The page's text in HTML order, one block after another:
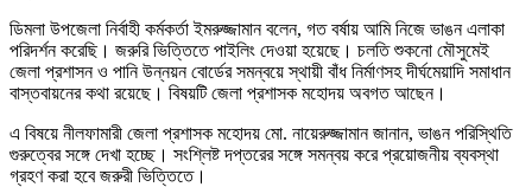
ডিমলা উপজেলা নির্বাহী কর্মকর্তা ইমরুজ্জামান বলেন, গত বর্ষায় আমি নিজে ভাঙন এলাকা
পরিদর্শন করেছি। জরুরি ভিত্তিতে পাইলিং দেওয়া হয়েছে। চলতি শুকনো মৌসুমেই
জেলা প্রশাসন ও পানি উন্নয়ন বোর্ডের সমন্বয়ে স্থায়ী বাঁধ নির্মাণসহ দীর্ঘমেয়াদি সমাধান
বাস্তবায়নের কথা রয়েছে। বিষয়টি জেলা প্রশাসক মহোদয় অবগত আছেন।
এ বিষয়ে নীলফামারী জেলা প্রশাসক মহোদয় মো. নায়েরুজ্জামান জানান, ভাঙন পরিস্থিতি
গুরুত্বের সঙ্গে দেখা হচ্ছে। সংশ্লিষ্ট দপ্তরের সঙ্গে সমন্বয় করে প্রয়োজনীয় ব্যবস্থা
গ্রহণ করা হবে জরুরী ভিত্তিতে।